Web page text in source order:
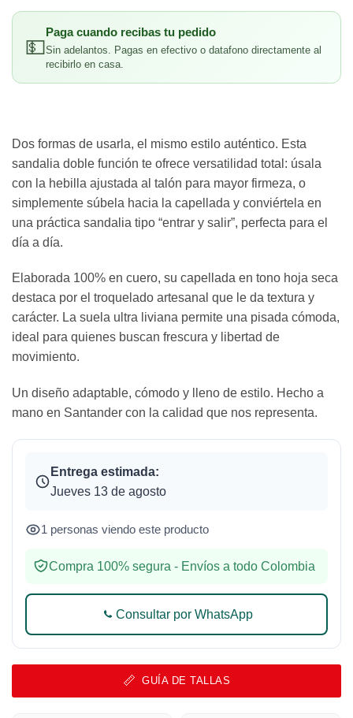
💵
Paga cuando recibas tu pedido
Sin adelantos. Pagas en efectivo o datafono directamente al
recibirlo en casa.
Dos formas de usarla, el mismo estilo auténtico. Esta
sandalia doble función te ofrece versatilidad total: úsala
con la hebilla ajustada al talón para mayor firmeza, o
simplemente súbela hacia la capellada y conviértela en
una práctica sandalia tipo “entrar y salir”, perfecta para el
día a día.
Elaborada 100% en cuero, su capellada en tono hoja seca
destaca por el troquelado artesanal que le da textura y
carácter. La suela ultra liviana permite una pisada cómoda,
ideal para quienes buscan frescura y libertad de
movimiento.
Un diseño adaptable, cómodo y lleno de estilo. Hecho a
mano en Santander con la calidad que nos representa.
Entrega estimada:
Jueves 13 de agosto
1 personas viendo este producto
Compra 100% segura - Envíos a todo Colombia
Consultar por WhatsApp
GUÍA DE TALLAS